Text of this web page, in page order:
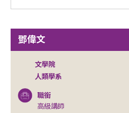
鄧偉文
文學院
人類學系
職銜
高級講師